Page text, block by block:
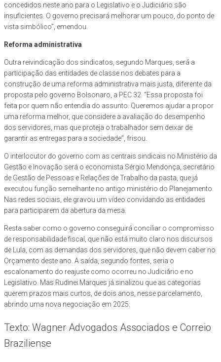
concedidos neste ano para o Legislativo e o Judiciário são
insuficientes. O governo precisará melhorar um pouco, do ponto de
vista simbólico”, emendou.
Reforma administrativa
Outra reivindicação dos sindicatos, segundo Marques, será a
participação das entidades de classe nos debates para a
construção de uma reforma administrativa mais justa, diferente da
proposta pelo governo Bolsonaro, a PEC 32. “Essa proposta foi
feita por quem não entendia do assunto. Queremos ajudar a propor
uma reforma melhor, que considere a avaliação do desempenho
dos servidores, mas que proteja o trabalhador sem deixar de
garantir as entregas para a sociedade”, frisou.
O interlocutor do governo com as centrais sindicais no Ministério da
Gestão e Inovação será o economista Sérgio Mendonça, secretário
de Gestão de Pessoas e Relações de Trabalho da pasta, que já
executou função semelhante no antigo ministério do Planejamento.
Nas redes sociais, ele gravou um vídeo convidando as entidades
para participarem da abertura da mesa.
Resta saber como o governo conseguirá conciliar o compromisso
de responsabilidade fiscal, que não está muito claro nos discursos
de Lula, com as demandas dos servidores, que não devem caber no
Orçamento deste ano. A saída, segundo fontes, seria o
escalonamento do reajuste como ocorreu no Judiciário e no
Legislativo. Mas Rudinei Marques já sinalizou que as categorias
querem prazos mais curtos, de dois anos, nesse parcelamento,
abrindo uma nova negociação em 2025.
Texto: Wagner Advogados Associados e Correio
Braziliense